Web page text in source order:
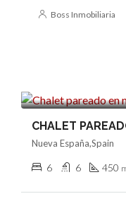
Boss Inmobiliaria
CHALET
Nueva España,Spain
6 6 450